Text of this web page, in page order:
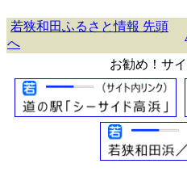
若狭和田ふるさと情報 先頭
へ
お勧め！サ